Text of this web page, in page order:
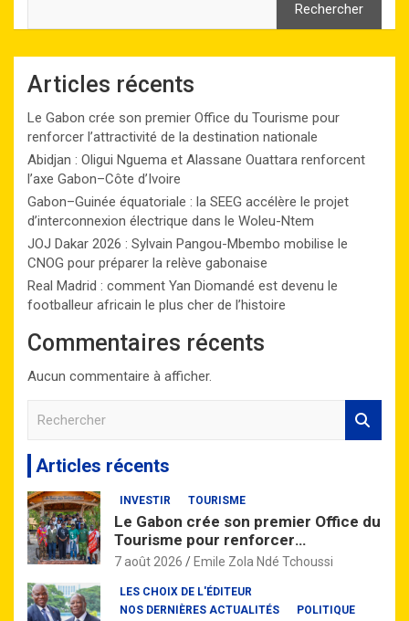
Rechercher
Articles récents
Le Gabon crée son premier Office du Tourisme pour
renforcer l’attractivité de la destination nationale
Abidjan : Oligui Nguema et Alassane Ouattara renforcent
l’axe Gabon–Côte d’Ivoire
Gabon–Guinée équatoriale : la SEEG accélère le projet
d’interconnexion électrique dans le Woleu-Ntem
JOJ Dakar 2026 : Sylvain Pangou-Mbembo mobilise le
CNOG pour préparer la relève gabonaise
Real Madrid : comment Yan Diomandé est devenu le
footballeur africain le plus cher de l’histoire
Commentaires récents
Aucun commentaire à afficher.
r
c
h
e
r
Articles récents
INVESTIR TOURISME
Le Gabon crée son premier Office du
Tourisme pour renforcer
l’attractivité de la destination
7 août 2026 Emile Zola Ndé Tchoussi
LES CHOIX DE L'ÉDITEUR
NOS DERNIÈRES ACTUALITÉS
POLITIQUE